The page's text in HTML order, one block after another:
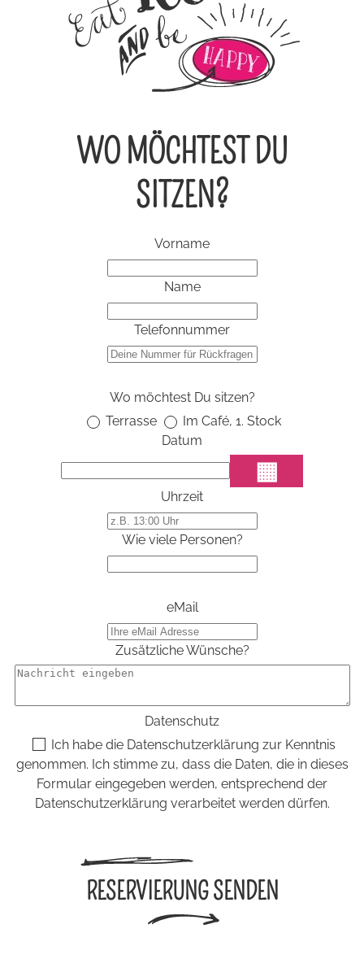
WO MÖCHTEST DU
SITZEN?
Vorname
Name
Telefonnummer
Wo möchtest Du sitzen?
Terrasse
Im Café, 1. Stock
Datum
▦
Uhrzeit
Wie viele Personen?
eMail
Zusätzliche Wünsche?
Datenschutz
Ich habe die Datenschutzerklärung zur Kenntnis
genommen. Ich stimme zu, dass die Daten, die in dieses
Formular eingegeben werden, entsprechend der
Datenschutzerklärung verarbeitet werden dürfen.
RESERVIERUNG SENDEN